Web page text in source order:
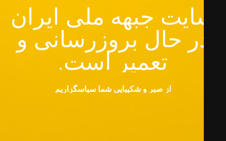
سایت جبهه ملی ایران
در حال بروزرسانی و
تعمیر است.
از صبر و شکیبایی شما سپاسگزاریم